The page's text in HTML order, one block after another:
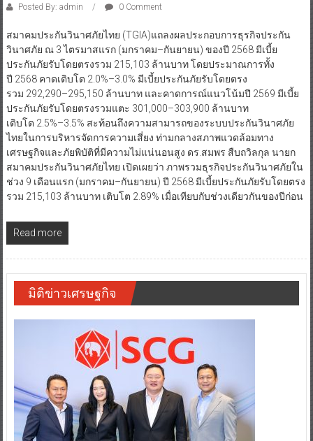
Posted By: admin 0 Comment
สมาคมประกันวินาศภัยไทย (TGIA)แถลงผลประกอบการธุรกิจประกัน
วินาศภัย ณ 3 ไตรมาสแรก (มกราคม–กันยายน) ของปี 2568 มีเบี้ย
ประกันภัยรับโดยตรงรวม 215,103 ล้านบาท โดยประมาณการทั้ง
ปี 2568 คาดเติบโต 2.0%–3.0% มีเบี้ยประกันภัยรับโดยตรง
รวม 292,290–295,150 ล้านบาท และคาดการณ์แนวโน้มปี 2569 มีเบี้ย
ประกันภัยรับโดยตรงรวมแตะ 301,000–303,900 ล้านบาท
เติบโต 2.5%–3.5% สะท้อนถึงความสามารถของระบบประกันวินาศภัย
ไทยในการบริหารจัดการความเสี่ยง ท่ามกลางสภาพแวดล้อมทาง
เศรษฐกิจและภัยพิบัติที่มีความไม่แน่นอนสูง ดร.สมพร สืบถวิลกุล นายก
สมาคมประกันวินาศภัยไทย เปิดเผยว่า ภาพรวมธุรกิจประกันวินาศภัยใน
ช่วง 9 เดือนแรก (มกราคม–กันยายน) ปี 2568 มีเบี้ยประกันภัยรับโดยตรง
รวม 215,103 ล้านบาท เติบโต 2.89% เมื่อเทียบกับช่วงเดียวกันของปีก่อน
Read more
มิติข่าวเศรษฐกิจ